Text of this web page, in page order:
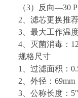
（3）反向—30
2、滤芯更换推
3、最大工作温
4、灭菌消毒：
规格尺寸
1、过滤面积：
2、外径：69mm
3、公称长度：